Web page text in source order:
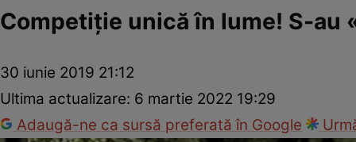
Competiție unică în lume! S-au
30 iunie 2019 21:12
Ultima actualizare: 6 martie 2022 19:29
Adaugă-ne ca sursă preferată în Google